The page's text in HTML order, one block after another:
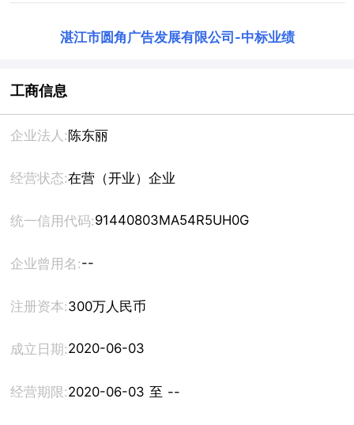
湛江市圆角广告发展有限公司 -中标业绩
工商信息
企业法人: 陈东丽
经营状态:在营（开业）企业
统一信用代码:91440803MA54R5UH0G
企业曾用名:--
注册资本:300万人民币
成立日期:2020-06-03
经营期限: 2020-06-03 至 --